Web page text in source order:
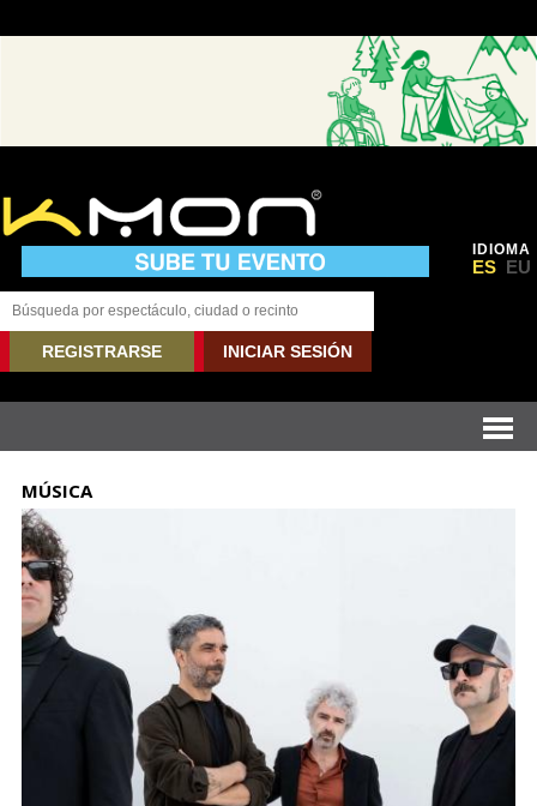
IDIOMA
ES EU
REGISTRARSE INICIAR SESIÓN
MÚSICA